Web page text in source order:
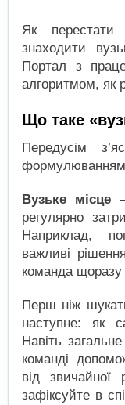
Як
знаходити
Портал з
алгоритмом, як
Що таке
Передусім
Вузьке місце
регулярно
Наприклад,
важливі
команда щоразу
Перш ніж
наступне: як
Навіть
команді
від
зафіксуйте в